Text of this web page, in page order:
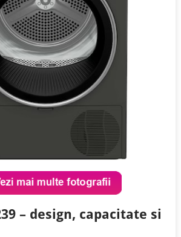
– design, capacitate si